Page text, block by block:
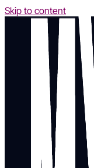
Skip to content